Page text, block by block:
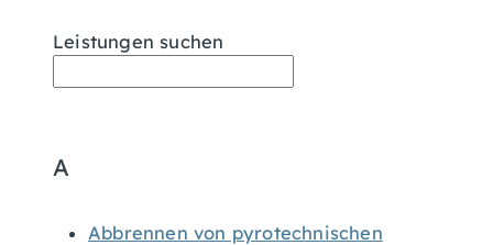
Leistungen suchen
A
Abbrennen von pyrotechnischen